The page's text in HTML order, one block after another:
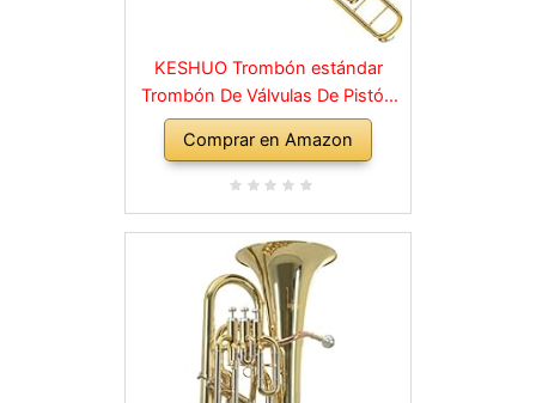
KESHUO Trombón estándar
Trombón De Válvulas De Pistón
De Llave C Lacado Dorado
Comprar en Amazon